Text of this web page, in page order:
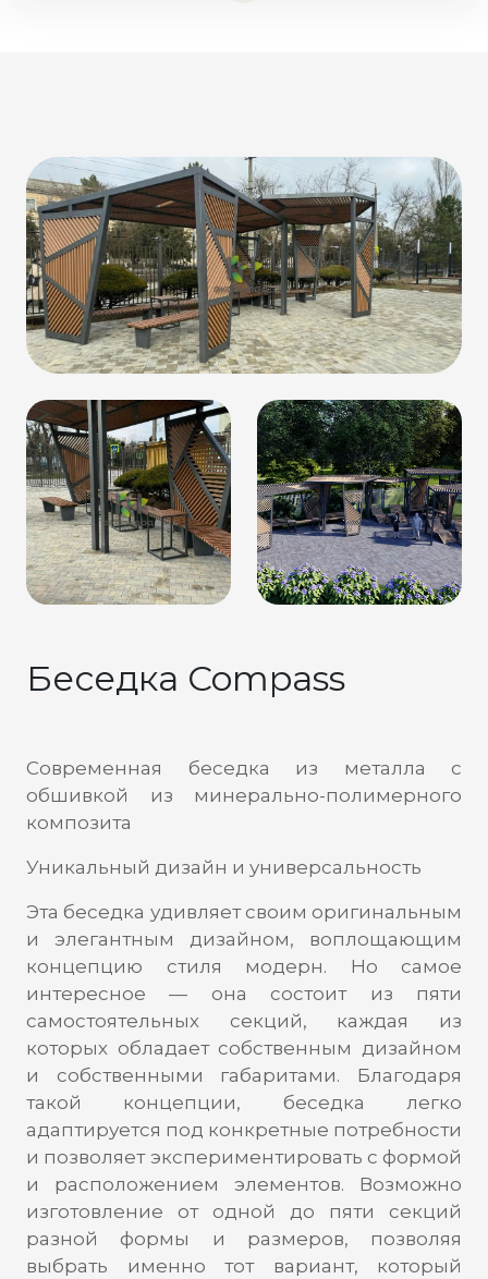
Беседка Compass
Современная беседка из металла с
обшивкой из минерально-полимерного
композита
Уникальный дизайн и универсальность
Эта беседка удивляет своим оригинальным
и элегантным дизайном, воплощающим
концепцию стиля модерн. Но самое
интересное — она состоит из пяти
самостоятельных секций, каждая из
которых обладает собственным дизайном
и собственными габаритами. Благодаря
такой концепции, беседка легко
адаптируется под конкретные потребности
и позволяет экспериментировать с формой
и расположением элементов. Возможно
изготовление от одной до пяти секций
разной формы и размеров, позволяя
выбрать именно тот вариант, который